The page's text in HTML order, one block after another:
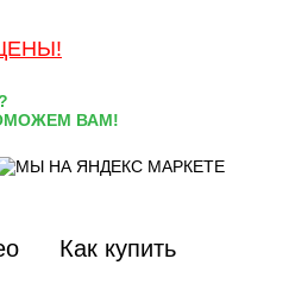
ВАМ!
Как купить